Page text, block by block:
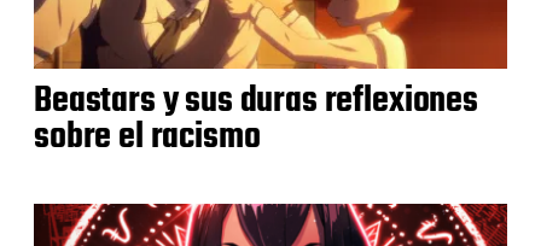
Beastars y sus duras reflexiones
sobre el racismo